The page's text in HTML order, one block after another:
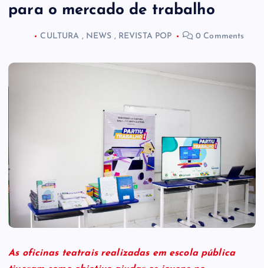
para o mercado de trabalho
CULTURA , NEWS , REVISTA POP 0 Comments
As oficinas teatrais realizadas em escola pública